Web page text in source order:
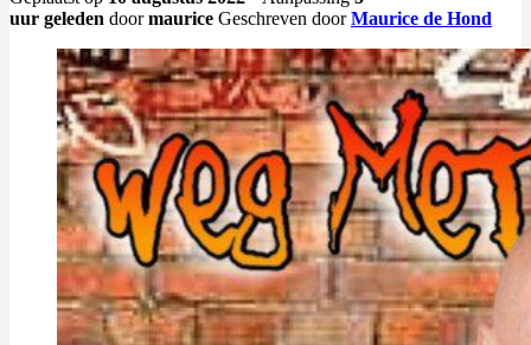
uur geleden doormaurice Geschreven doorMaurice de Hond